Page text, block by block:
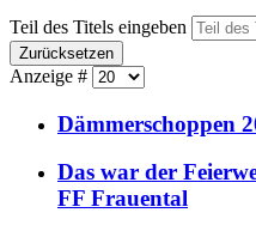
Teil des Titels eingeben
Zurücksetzen
Anzeige #
Dämmerschoppen
Das war der
FF Frauental